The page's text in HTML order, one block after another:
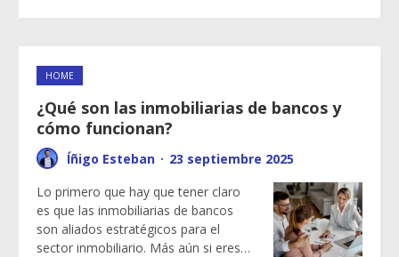
HOME
¿Qué son las inmobiliarias de bancos y
cómo funcionan?
Íñigo Esteban · 23 septiembre 2025
Lo primero que hay que tener claro
es que las inmobiliarias de bancos
son aliados estratégicos para el
sector inmobiliario. Más aún si eres…